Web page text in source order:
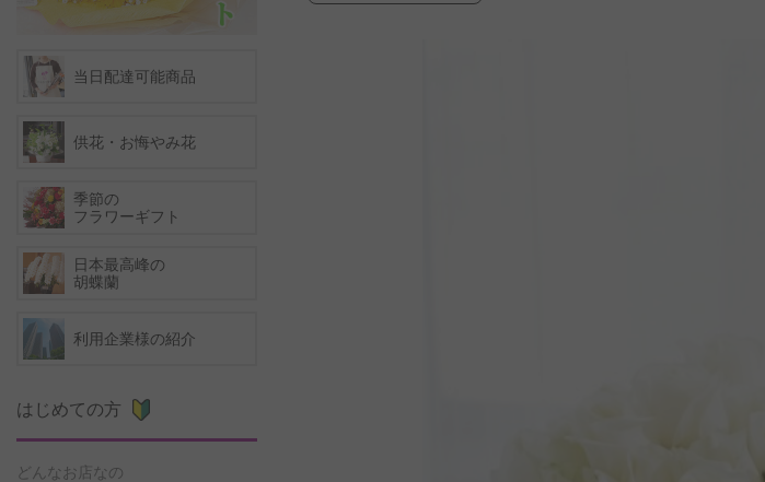
当日配達可能商品
供花・お悔やみ花
季節の
フラワーギフト
日本最高峰の
胡蝶蘭
利用企業様の紹介
はじめての方
どんなお店なの